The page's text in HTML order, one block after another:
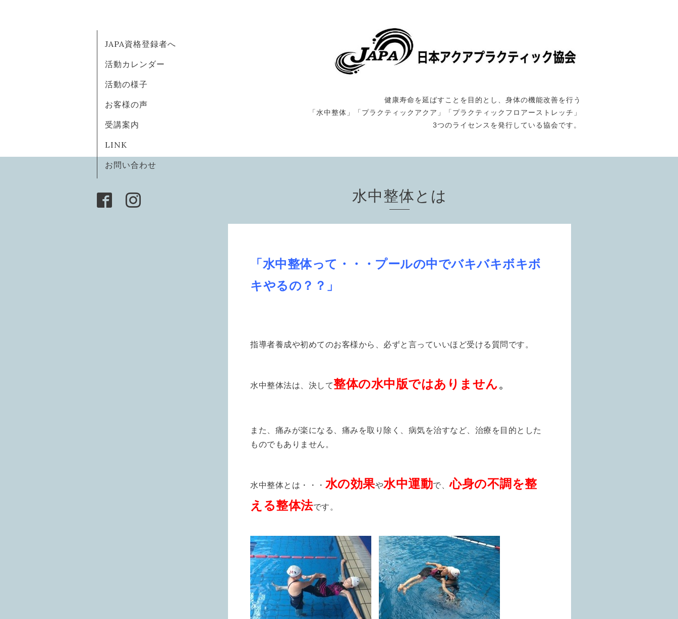
健康寿命を延ばすことを目的とし、身体の機能改善を行う
「水中整体」「プラクティックアクア」「プラクティックフロアーストレッチ」
3つのライセンスを発行している協会です。
JAPA資格登録者へ
活動カレンダー
活動の様子
お客様の声
受講案内
LINK
お問い合わせ
水中整体とは
「水中整体って・・・ プールの中でバキバキボキボ
キやるの？？」
指導者養成や初めてのお客様から、 必ずと言っていいほど受ける質問です。
水中整体法は、決して整体の水中版ではありません。
また、痛みが楽になる、痛みを取り除く、病気を治すなど、 治療を目的とした
ものでもありません。
水中整体とは・・・ 水の効果や水中運動で、心身の不調を整
える整体法です。